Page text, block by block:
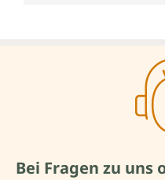
Bei Fragen zu uns